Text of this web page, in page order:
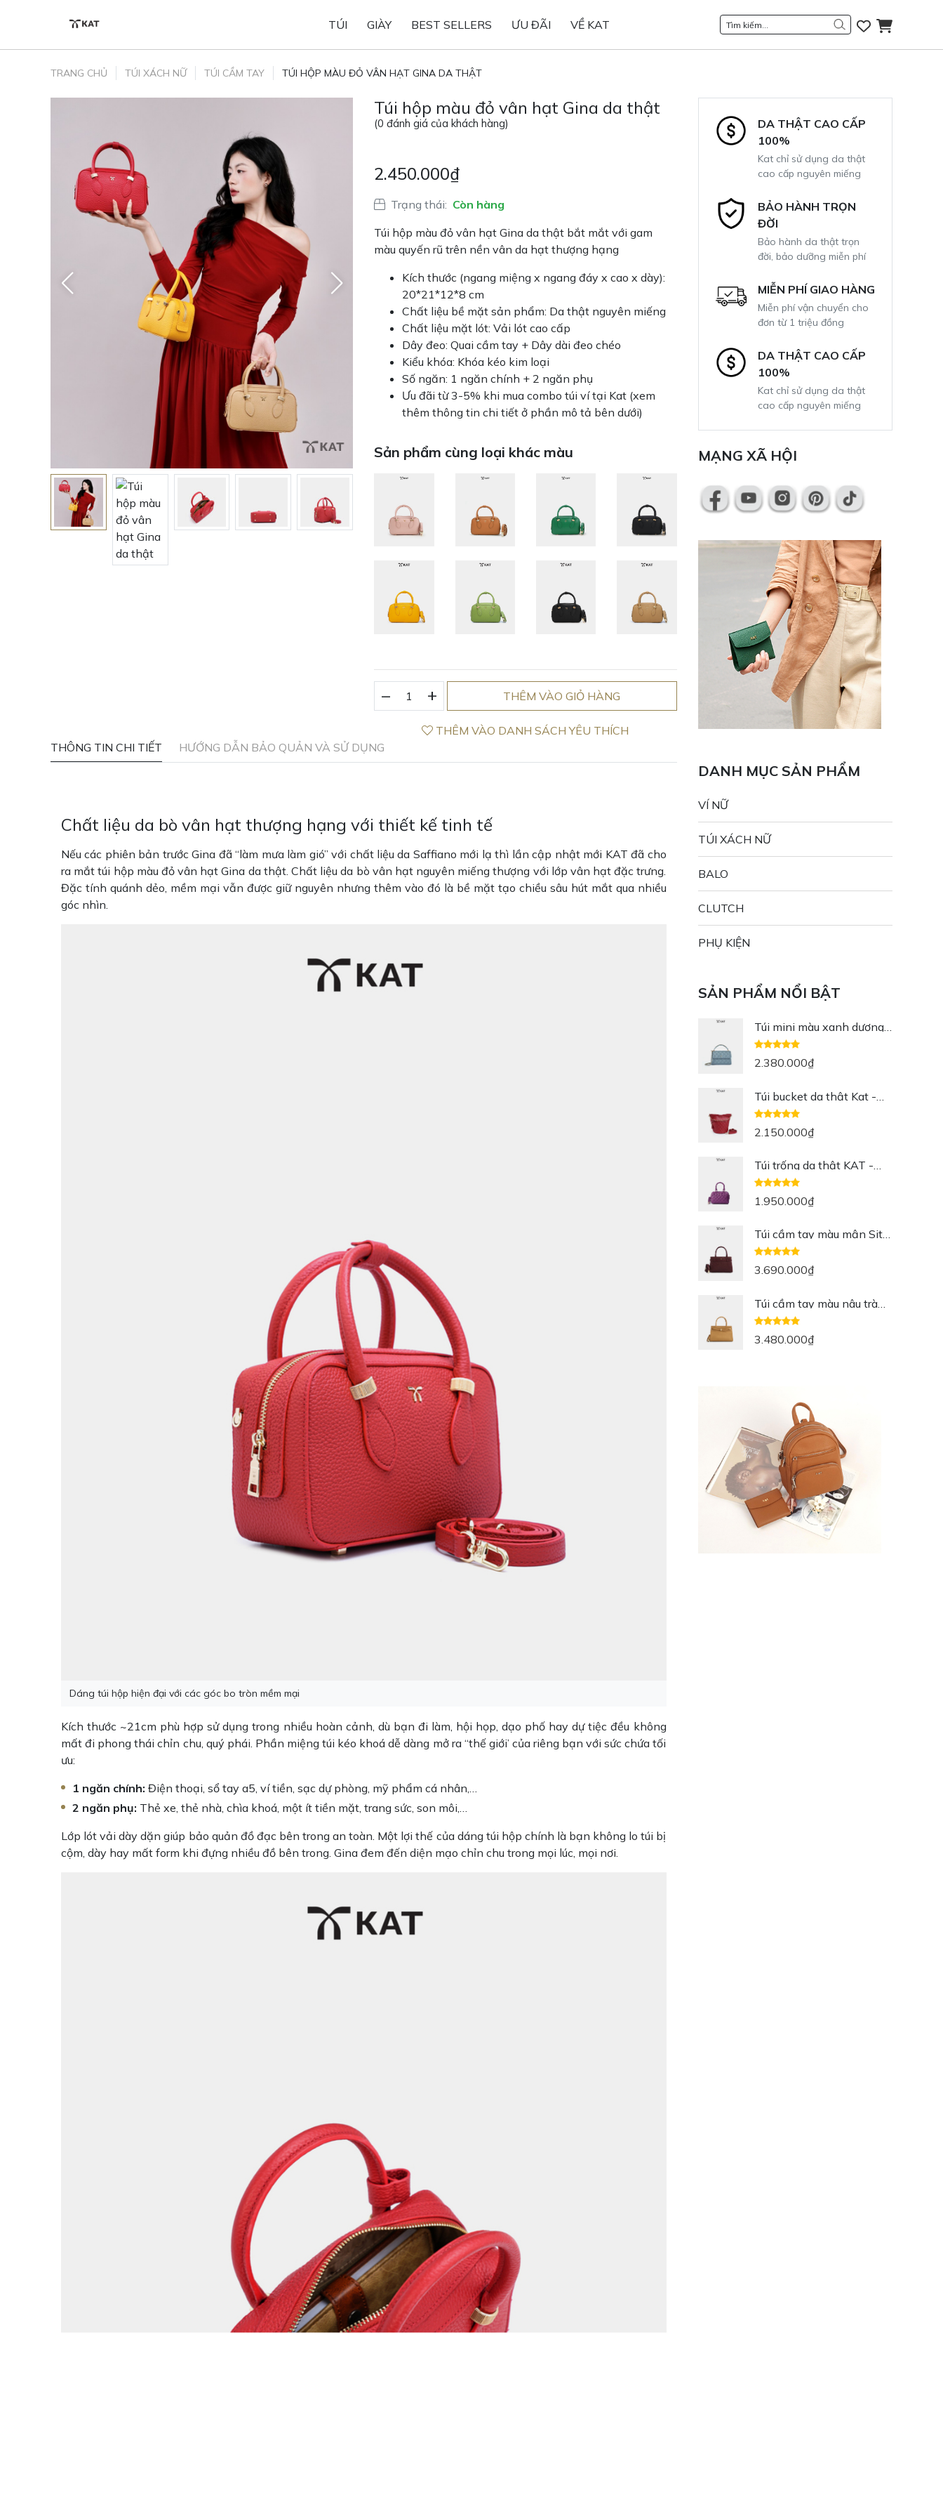
TÚI GIÀY BEST SELLERS ƯU ĐÃI VỀ KAT
TRANG CHỦ TÚI XÁCH NỮ TÚI CẦM TAY TÚI HỘP MÀU ĐỎ VÂN HẠT GINA DA THẬT
Túi hộp màu đỏ vân hạt Gina da thật
(0 đánh giá của khách hàng)
2.450.000₫
Trạng thái: Còn hàng
Túi hộp màu đỏ vân hạt Gina da thật bắt mắt với gam
màu quyến rũ trên nền vân da hạt thượng hạng
Kích thước (ngang miệng x ngang đáy x cao x dày):
20*21*12*8 cm
Chất liệu bề mặt sản phẩm: Da thật nguyên miếng
Chất liệu mặt lót: Vải lót cao cấp
Dây đeo: Quai cầm tay + Dây dài đeo chéo
Kiểu khóa: Khóa kéo kim loại
Số ngăn: 1 ngăn chính + 2 ngăn phụ
Ưu đãi từ 3-5% khi mua combo túi ví tại Kat (xem
thêm thông tin chi tiết ở phần mô tả bên dưới)
Sản phẩm cùng loại khác màu
vân
thật
lượng
+ THÊM VÀO GIỎ HÀNG
THÊM VÀO DANH SÁCH YÊU THÍCH
THÔNG TIN CHI TIẾT
HƯỚNG DẪN BẢO QUẢN VÀ SỬ DỤNG
Chất liệu da bò vân hạt thượng hạng với thiết kế tinh tế
Nếu các phiên bản trước Gina đã “làm mưa làm gió” với chất liệu da Saffiano mới lạ thì lần cập nhật mới KAT đã cho
ra mắt túi hộp màu đỏ vân hạt Gina da thật. Chất liệu da bò vân hạt nguyên miếng thượng với lớp vân hạt đặc trưng.
Đặc tính quánh dẻo, mềm mại vẫn được giữ nguyên nhưng thêm vào đó là bề mặt tạo chiều sâu hút mắt qua nhiều
góc nhìn.
Dáng túi hộp hiện đại với các góc bo tròn mềm mại
Kích thước ~21cm phù hợp sử dụng trong nhiều hoàn cảnh, dù bạn đi làm, hội họp, dạo phố hay dự tiệc đều không
mất đi phong thái chỉn chu, quý phái. Phần miệng túi kéo khoá dễ dàng mở ra “thế giới’ của riêng bạn với sức chứa tối
ưu:
1 ngăn chính: Điện thoại, sổ tay a5, ví tiền, sạc dự phòng, mỹ phẩm cá nhân,…
2 ngăn phụ: Thẻ xe, thẻ nhà, chìa khoá, một ít tiền mặt, trang sức, son môi,…
Lớp lót vải dày dặn giúp bảo quản đồ đạc bên trong an toàn. Một lợi thế của dáng túi hộp chính là bạn không lo túi bị
cộm, dày hay mất form khi đựng nhiều đồ bên trong. Gina đem đến diện mạo chỉn chu trong mọi lúc, mọi nơi.
DA THẬT CAO CẤP
100%
Kat chỉ sử dụng da thật
cao cấp nguyên miếng
BẢO HÀNH TRỌN
ĐỜI
Bảo hành da thật trọn
đời, bảo dưỡng miễn phí
MIỄN PHÍ GIAO HÀNG
Miễn phí vận chuyển cho
đơn từ 1 triệu đồng
DA THẬT CAO CẤP
100%
Kat chỉ sử dụng da thật
cao cấp nguyên miếng
MẠNG XÃ HỘI
DANH MỤC SẢN PHẨM
VÍ NỮ
TÚI XÁCH NỮ
BALO
CLUTCH
PHỤ KIỆN
SẢN PHẨM NỔI BẬT
Túi mini màu xanh dương
Jesmini da thật
2.380.000₫
Túi bucket da thật Kat -
Cindy màu đỏ
2.150.000₫
Túi trống da thật KAT -
Mei màu tím
1.950.000₫
Túi cầm tay màu mận Sita
da thật
3.690.000₫
Túi cầm tay màu nâu trà
sữa Ivy da thật
3.480.000₫